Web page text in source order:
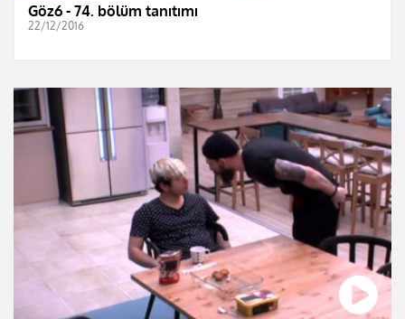
Göz6 - 74. bölüm tanıtımı
22/12/2016